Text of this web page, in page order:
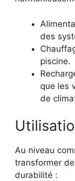
des
piscine.
que les
de
Au niveau
transformer
durabilité :